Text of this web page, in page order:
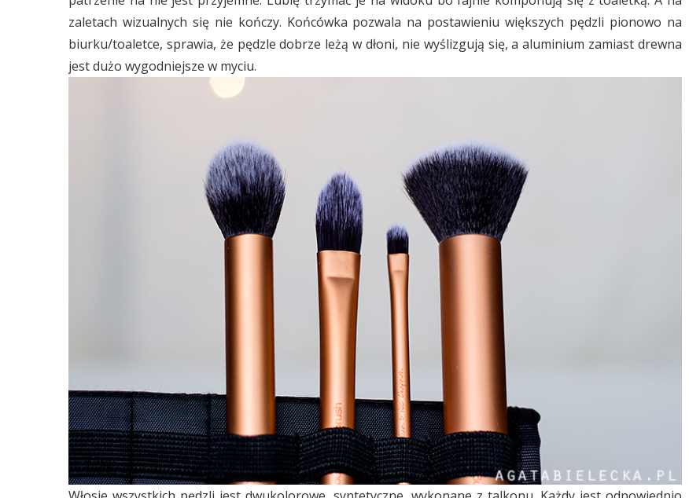
zaletach wizualnych się nie kończy. Końcówka pozwala na postawieniu większych pędzli pionowo na
biurku/toaletce, sprawia, że pędzle dobrze leżą w dłoni, nie wyślizgują się, a aluminium zamiast drewna
jest dużo wygodniejsze w myciu.